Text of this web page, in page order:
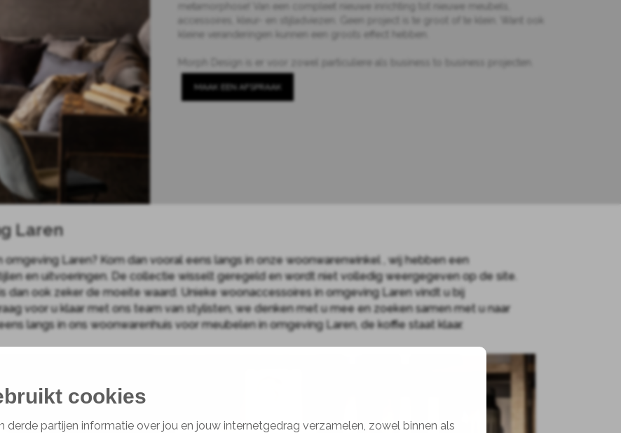
metamorphose! Van een compleet nieuwe inrichting tot nieuwe meubels,
accessoires, kleur- en stijladviezen. Geen project is te groot of te klein. Want ook
kleine veranderingen kunnen een groots effect hebben.
Morph Design is er voor zowel particuliere als business to business projecten.
MAAK EEN AFSPRAAK
Laren
Laren? Kom dan vooral eens langs in onze woonwarenwinkel , wij hebben een
en uitvoeringen. De collectie wisselt geregeld en wordt niet volledig weergegeven op de site.
dan ook zeker de moeite waard. Unieke woonaccessoires in omgeving Laren vindt u bij
voor u klaar met ons team van stylisten, we denken met u mee en zoeken samen met u naar
langs in ons woonwarenhuis voor meubelen in omgeving Laren, de koffie staat klaar.
cookies
derde partijen informatie over jou en jouw internetgedrag verzamelen, zowel binnen als